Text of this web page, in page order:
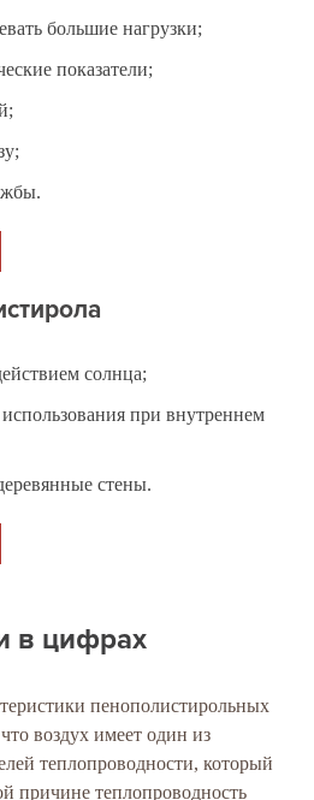
большие нагрузки;
показатели;
солнца;
при внутреннем
стены.
в цифрах
пенополистирольных
воздух имеет один из
теплопроводности, который
причине теплопроводность